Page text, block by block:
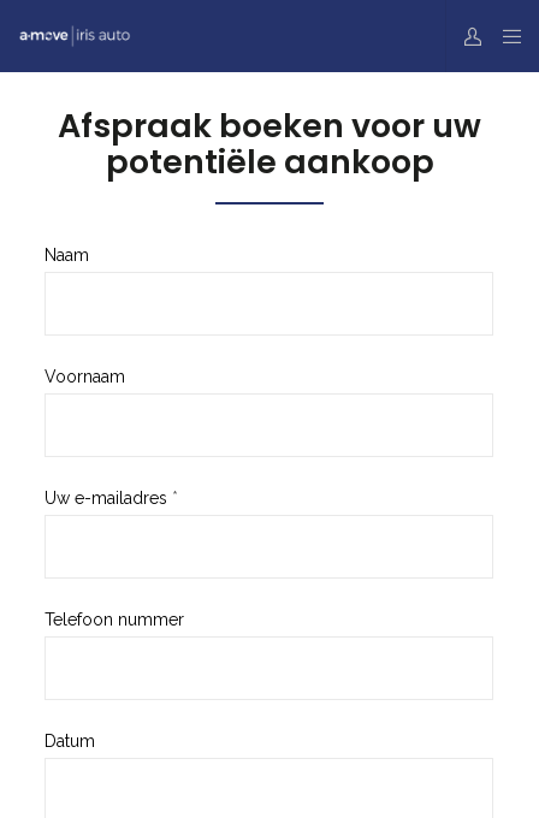
Afspraak boeken voor uw
potentiële aankoop
Prise
-
NL
Naam
Voornaam
Uw e-mailadres *
Telefoon nummer
Datum